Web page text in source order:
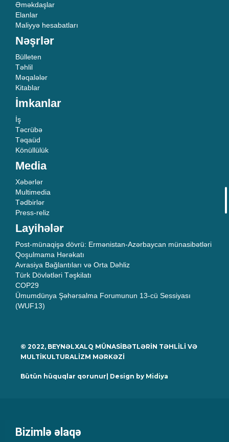
Əməkdaşlar
Elanlar
Maliyyə hesabatları
Nəşrlər
Bülleten
Təhlil
Məqalələr
Kitablar
İmkanlar
İş
Təcrübə
Təqaüd
Könüllülük
Media
Xəbərlər
Multimedia
Tədbirlər
Press-reliz
Layihələr
Post-münaqişə dövrü: Ermənistan-Azərbaycan münasibətləri
Qoşulmama Hərəkatı
Avrasiya Bağlantıları və Orta Dəhliz
Türk Dövlətləri Təşkilatı
COP29
Ümumdünya Şəhərsalma Forumunun 13-cü Sessiyası
(WUF13)
© 2022, BEYNƏLXALQ MÜNASİBƏTLƏRİN TƏHLİLİ VƏ
MULTİKULTURALİZM MƏRKƏZİ
Bütün hüquqlar qorunur| Design by Midiya
Bizimlə əlaqə